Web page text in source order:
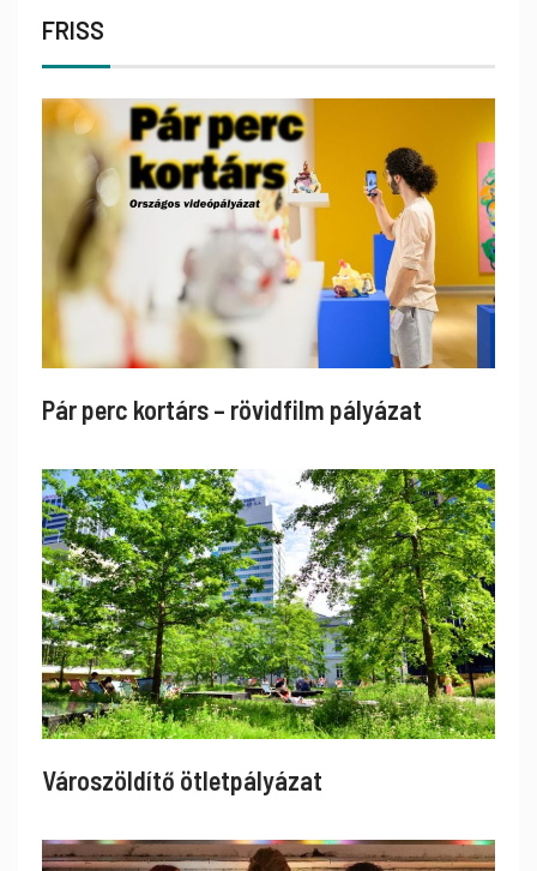
FRISS
Pár perc kortárs – rövidfilm pályázat
Városzöldítő ötletpályázat